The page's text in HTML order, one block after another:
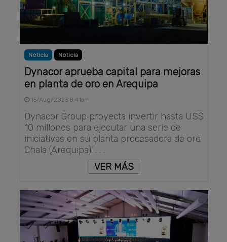
Noticia Noticia
Dynacor aprueba capital para mejoras
en planta de oro en Arequipa
15/Aug/2023 8:41am
Dynacor Group proyecta invertir hasta US$
10 millones para ejecutar una serie de
iniciativas en su planta procesadora de oro
Chala (Arequipa). . . .
VER MÁS